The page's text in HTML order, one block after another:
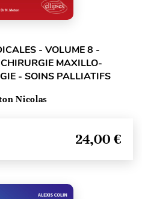
- VOLUME 8 -
MAXILLO-
- SOINS PALLIATIFS
Nicolas
24,00 €